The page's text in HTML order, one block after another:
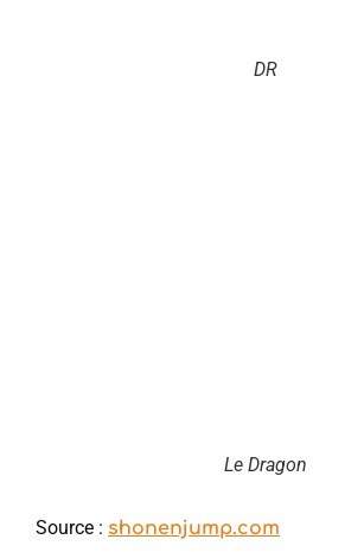
DR
Le Dragon
Source : shonenjump.com